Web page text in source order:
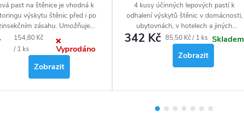
na 10 m2
past na štěnice je vhodná k
výskytu štěnic před i po
zásahu. Umožňuje
výskyt štěnic v
jednotlivých pokojích, a je tak
nástrojem ke stanovení
dezinsekčního zásahu pomocí
nebo jeho opakování.
Měrná
cena:
154,80 Kč
/ 1 ks
Vyprodáno
Zobrazit
4 kusy účinných lepových pastí k
odhalení výskytů štěnic v domácnosti,
ubytovnách, v hotelech a jiných
vnitřních prostorech.
342 Kč Měrná
85,50 Kč / 1 ks Skladem
Zobrazit